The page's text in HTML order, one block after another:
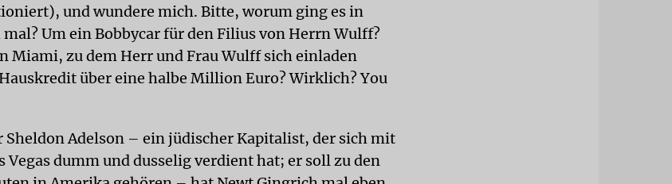
und wundere mich. Bitte, worum ging es in
Um ein Bobbycar für den Filius von Herrn Wulff?
Miami, zu dem Herr und Frau Wulff sich einladen
über eine halbe Million Euro? Wirklich? You
Sheldon Adelson – ein jüdischer Kapitalist, der sich mit
Vegas dumm und dusselig verdient hat; er soll zu den